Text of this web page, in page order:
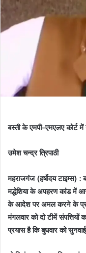
बस्ती के एमपी-एमएलए कोर्ट
उमेश चन्द्र त्रिपाठी
महराजगंज (हर्षोदय टाइम्स) :
मद्धेशिया के अपहरण कांड में
के आदेश पर अमल करने के
मंगलवार को दो टीमें संपत्तियों
प्रयास है कि बुधवार को